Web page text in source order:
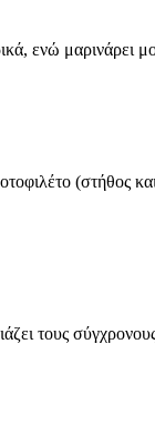
ενώ μαρινάρει
(στήθος
τους